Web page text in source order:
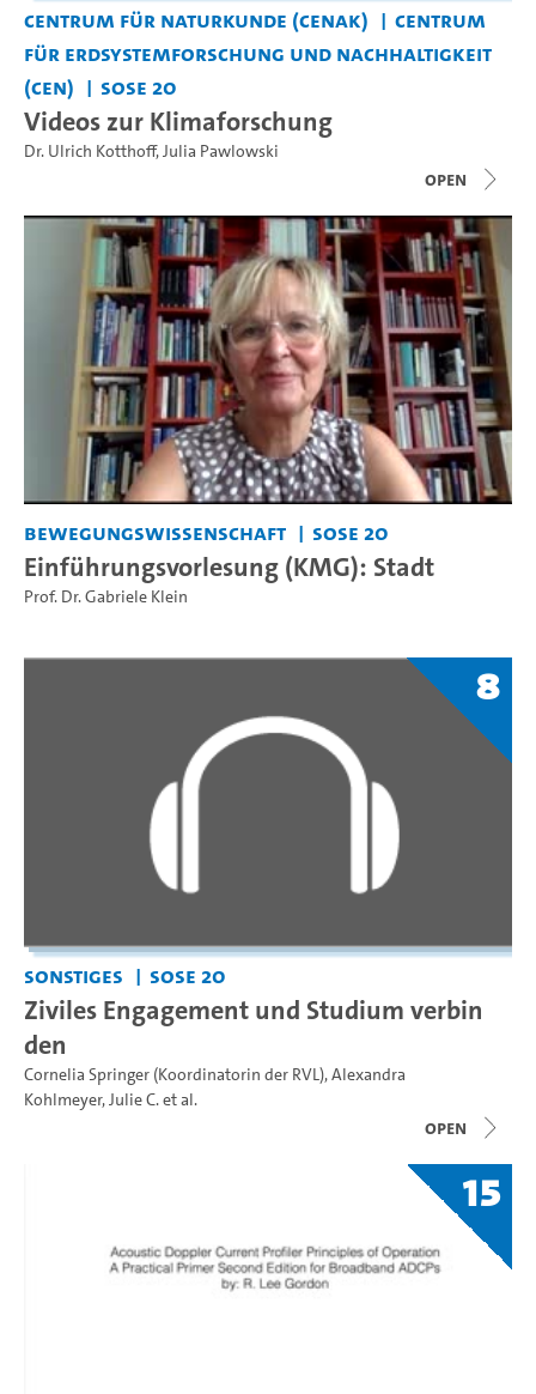
Centrum für Naturkunde (CeNak)
Centrum
für Erdsystemforschung und Nachhaltigkeit
(CEN)
SoSe 20
Videos zur Klimaforschung
Dr. Ulrich Kotthoff,Julia Pawlowski
open
Bewegungswissenschaft SoSe 20
Einführungsvorlesung (KMG): Stadt
Prof. Dr. Gabriele Klein
8
Sonstiges SoSe 20
Ziviles Engagement und Studium verbin
den
Cornelia Springer (Koordinatorin der RVL),Alexandra
Kohlmeyer,Julie C.et al.
open
15